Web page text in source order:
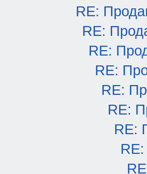
RE:
RE:
RE:
RE:
RE:
RE:
RE: